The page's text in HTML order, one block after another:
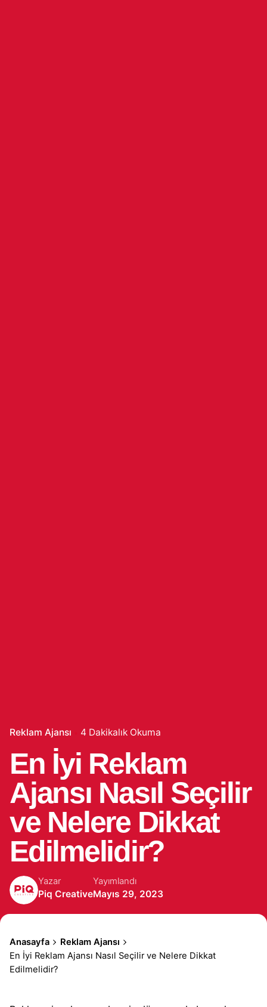
Reklam Ajansı 4 Dakikalık Okuma
En İyi Reklam
Ajansı Nasıl Seçilir
ve Nelere Dikkat
Edilmelidir?
Yazar
Piq Creative
Yayımlandı
Mayıs 29, 2023
Anasayfa
Reklam Ajansı
En İyi Reklam Ajansı Nasıl Seçilir ve Nelere Dikkat
Edilmelidir?